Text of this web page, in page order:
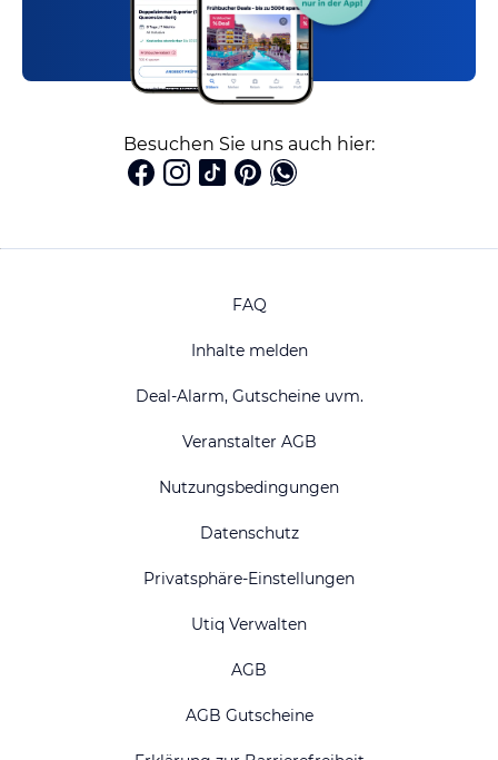
Besuchen Sie uns auch hier:
FAQ
Inhalte melden
Deal-Alarm, Gutscheine uvm.
Veranstalter AGB
Nutzungsbedingungen
Datenschutz
Privatsphäre-Einstellungen
Utiq Verwalten
AGB
AGB Gutscheine